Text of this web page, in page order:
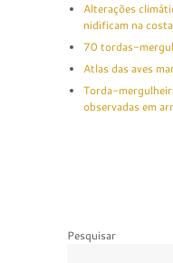
Alterações
nidificam na
70 tordas-
Atlas das aves
Torda-
observadas em
Pesquisar